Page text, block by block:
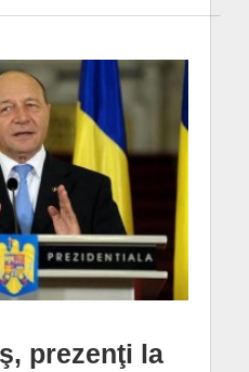
prezenţi la